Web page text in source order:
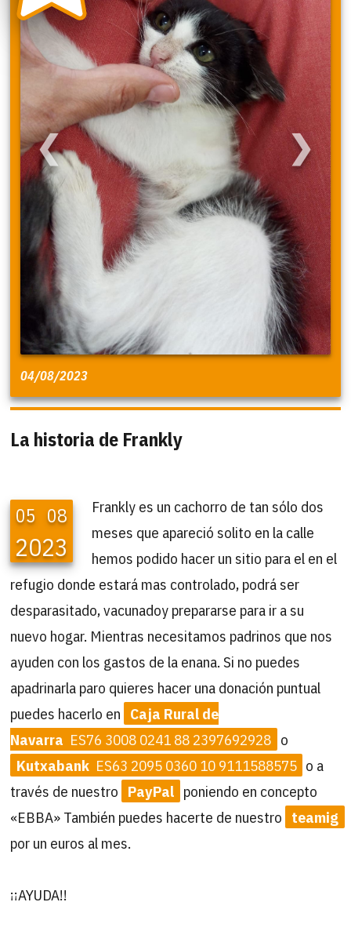
❮ ❯
04/08/2023
La historia de Frankly
05 08
2023
Frankly es un cachorro de tan sólo dos
meses que apareció solito en la calle
hemos podido hacer un sitio para el en el
refugio donde estará mas controlado, podrá ser
desparasitado, vacunadoy prepararse para ir a su
nuevo hogar. Mientras necesitamos padrinos que nos
ayuden con los gastos de la enana. Si no puedes
apadrinarla paro quieres hacer una donación puntual
puedes hacerlo en Caja Rural de
Navarra ES76 3008 0241 88 2397692928 o
Kutxabank ES63 2095 0360 10 9111588575 o a
través de nuestro PayPal poniendo en concepto
«EBBA» También puedes hacerte de nuestro teamig
por un euros al mes.
¡¡AYUDA!!